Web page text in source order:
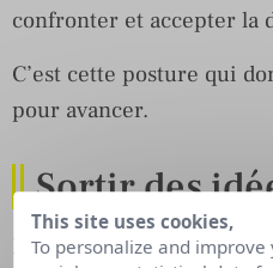
confronter et accepter la
C’est cette posture qui
pour avancer.
Sortir des
Faire les choses non pas
This site uses cookies,
To personalize and